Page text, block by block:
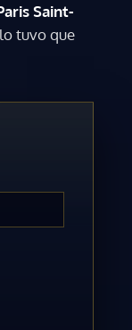
Saint-
tuvo que